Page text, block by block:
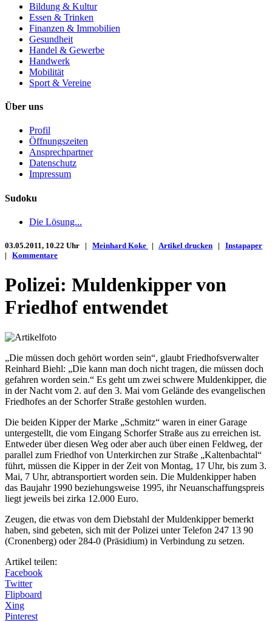
Bildung & Kultur
Essen & Trinken
Finanzen & Immobilien
Gesundheit
Handel & Gewerbe
Handwerk
Mobilität
Sport & Vereine
Über uns
Profil
Öffnungszeiten
Ansprechpartner
Datenschutz
Impressum
Sudoku
Die Lösung...
03.05.2011, 10.22 Uhr | Meinhard Koke | Artikel drucken | Instapaper
| Kommentare
Polizei: Muldenkipper von
Friedhof entwendet
„Die müssen doch gehört worden sein“, glaubt Friedhofsverwalter
Reinhard Biehl: „Die kann man doch nicht tragen, die müssen doch
gefahren worden sein.“ Es geht um zwei schwere Muldenkipper, die
in der Nacht vom 2. auf den 3. Mai vom Gelände des evangelischen
Friedhofes an der Schorfer Straße gestohlen wurden.
Die beiden Kipper der Marke „Schmitz“ waren in einer Garage
untergestellt, die vom Eingang Schorfer Straße aus zu erreichen ist.
Entweder über diesen Weg oder aber auch über einen Feldweg, der
parallel zum Friedhof von Unterkirchen zur Straße „Kaltenbachtal“
führt, müssen die Kipper in der Zeit von Montag, 17 Uhr, bis zum 3.
Mai, 7 Uhr, abtransportiert worden sein. Die Muldenkipper haben
das Baujahr 1990 beziehungsweise 1995, ihr Neuanschaffungspreis
liegt jeweils bei zirka 12.000 Euro.
Zeugen, die etwas von dem Diebstahl der Muldenkipper bemerkt
haben, sind gebeten, sich mit der Polizei unter Telefon 247 13 90
(Cronenberg) oder 284-0 (Präsidium) in Verbindung zu setzen.
Artikel teilen:
Facebook
Twitter
Flipboard
Xing
Pinterest